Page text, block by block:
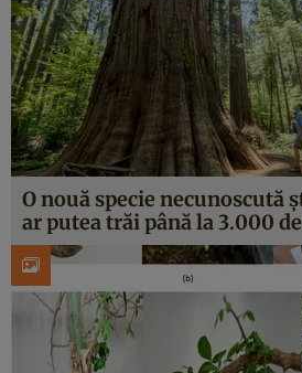
O nouă specie necunoscută
ar putea trăi până la 3.000